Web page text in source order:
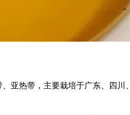
亚热带，主要栽培于广东、四